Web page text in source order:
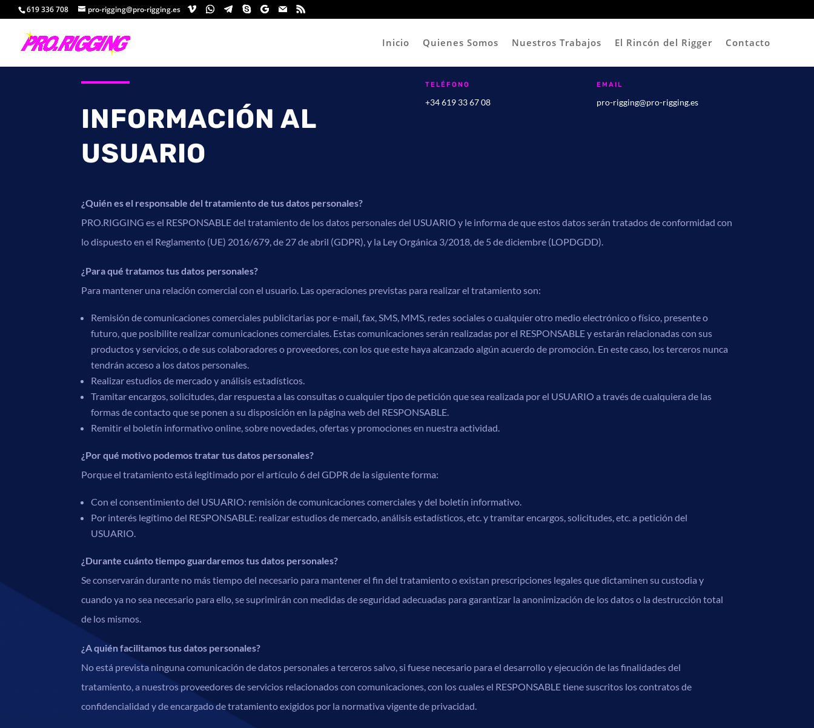
619 336 708 pro-rigging@pro-rigging.es
Inicio Quienes Somos Nuestros Trabajos El Rincón del Rigger Contacto
INFORMACIÓN AL
USUARIO
TELÉFONO
+34 619 33 67 08
EMAIL
pro-rigging@pro-rigging.es
¿Quién es el responsable del tratamiento de tus datos personales?
PRO.RIGGING es el RESPONSABLE del tratamiento de los datos personales del USUARIO y le informa de que estos datos serán tratados de conformidad con
lo dispuesto en el Reglamento (UE) 2016/679, de 27 de abril (GDPR), y la Ley Orgánica 3/2018, de 5 de diciembre (LOPDGDD).
¿Para qué tratamos tus datos personales?
Para mantener una relación comercial con el usuario. Las operaciones previstas para realizar el tratamiento son:
Remisión de comunicaciones comerciales publicitarias por e-mail, fax, SMS, MMS, redes sociales o cualquier otro medio electrónico o físico, presente o
futuro, que posibilite realizar comunicaciones comerciales. Estas comunicaciones serán realizadas por el RESPONSABLE y estarán relacionadas con sus
productos y servicios, o de sus colaboradores o proveedores, con los que este haya alcanzado algún acuerdo de promoción. En este caso, los terceros nunca
tendrán acceso a los datos personales.
Realizar estudios de mercado y análisis estadísticos.
Tramitar encargos, solicitudes, dar respuesta a las consultas o cualquier tipo de petición que sea realizada por el USUARIO a través de cualquiera de las
formas de contacto que se ponen a su disposición en la página web del RESPONSABLE.
Remitir el boletín informativo online, sobre novedades, ofertas y promociones en nuestra actividad.
¿Por qué motivo podemos tratar tus datos personales?
Porque el tratamiento está legitimado por el artículo 6 del GDPR de la siguiente forma:
Con el consentimiento del USUARIO: remisión de comunicaciones comerciales y del boletín informativo.
Por interés legítimo del RESPONSABLE: realizar estudios de mercado, análisis estadísticos, etc. y tramitar encargos, solicitudes, etc. a petición del
USUARIO.
¿Durante cuánto tiempo guardaremos tus datos personales?
Se conservarán durante no más tiempo del necesario para mantener el fin del tratamiento o existan prescripciones legales que dictaminen su custodia y
cuando ya no sea necesario para ello, se suprimirán con medidas de seguridad adecuadas para garantizar la anonimización de los datos o la destrucción total
de los mismos.
¿A quién facilitamos tus datos personales?
No está prevista ninguna comunicación de datos personales a terceros salvo, si fuese necesario para el desarrollo y ejecución de las finalidades del
tratamiento, a nuestros proveedores de servicios relacionados con comunicaciones, con los cuales el RESPONSABLE tiene suscritos los contratos de
confidencialidad y de encargado de tratamiento exigidos por la normativa vigente de privacidad.